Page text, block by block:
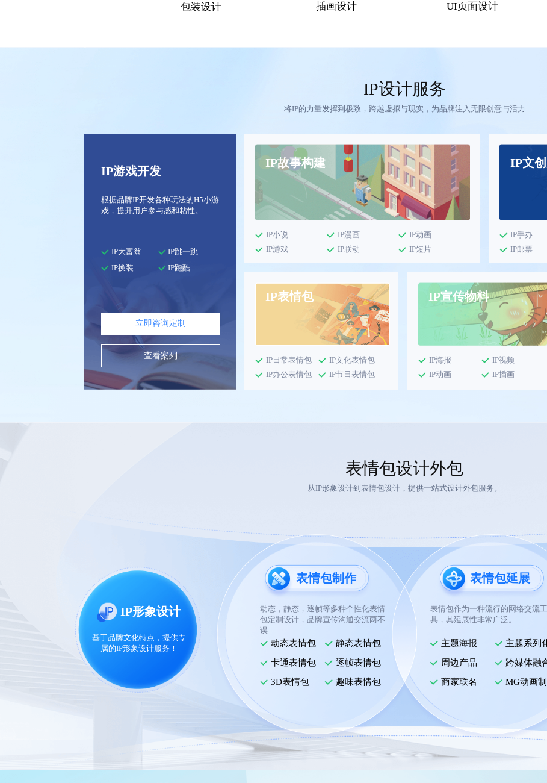
包装设计 插画设计 UI页面设计
IP设计服务
将IP的力量发挥到极致，跨越虚拟与现实，为品牌注入无限创意与活力
IP游戏开发
根据品牌IP开发各种玩法的H5小游
戏，提升用户参与感和粘性。
IP大富翁
IP跳一跳
IP换装
IP跑酷
立即咨询定制
查看案列
IP故事构建
IP小说 IP漫画
IP动画
IP游戏
IP联动 IP短片
IP文
IP手办
IP邮票
IP表情包
IP日常表情包
IP文化表情包
IP办公表情包
IP节日表情包
IP宣传物料
IP海报
IP视频
IP动画
IP插画
表情包设计外包
从IP形象设计到表情包设计，提供一站式设计外包服务。
IP形象设计
基于品牌文化特点，提供专
属的IP形象设计服务！
表情包制作
动态，静态，逐帧等多种个性化表情
包定制设计，品牌宣传沟通交流两不
误
动态表情包
静态表情包
卡通表情包
逐帧表情包
3D表情包
趣味表情包
表情包延展
表情包作为一种流行的网络交流工
具，其延展性非常广泛。
主题海报
主题系列
周边产品
跨媒体融
商家联名
MG动画